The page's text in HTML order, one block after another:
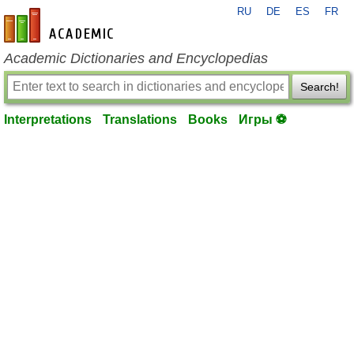
en-academic.com
RU DE ES FR
Academic Dictionaries and Encyclopedias
Search!
Interpretations Translations Books Игры ⚽